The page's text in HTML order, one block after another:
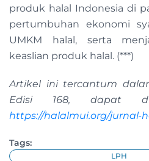
produk halal Indonesia di
pertumbuhan ekonomi
UMKM halal, serta
keaslian produk halal. (***)
Artikel ini tercantum
Edisi 168, dapat
https://halalmui.org/jurnal-
Tags:
LPH